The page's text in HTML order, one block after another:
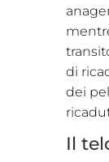
di
dei
Il